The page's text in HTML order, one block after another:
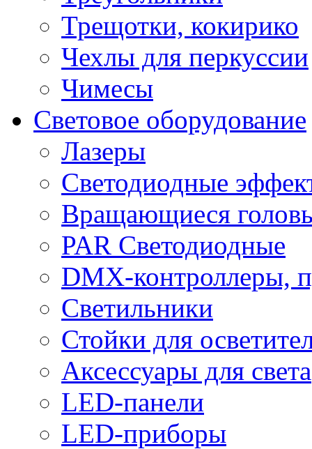
Трещотки, кокирико
Чехлы для перкуссии
Чимесы
Световое оборудование
Лазеры
Светодиодные
Вращающиеся
PAR Светодиодные
DMX-контроллеры,
Светильники
Стойки для
Аксессуары для света
LED-панели
LED-приборы